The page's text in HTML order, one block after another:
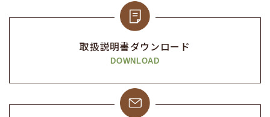
取扱説明書ダウンロード
DOWNLOAD